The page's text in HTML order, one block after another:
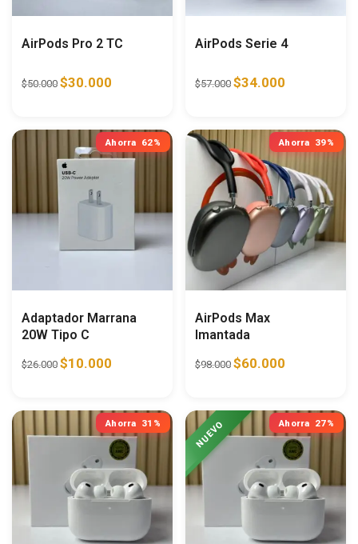
AirPods Pro 2 TC
$50.000 $30.000
AirPods Serie 4
$57.000 $34.000
Ahorra 62%
Adaptador Marrana
20W Tipo C
$26.000 $10.000
Ahorra 39%
AirPods Max
Imantada
$98.000 $60.000
Ahorra 31% Ahorra 27%